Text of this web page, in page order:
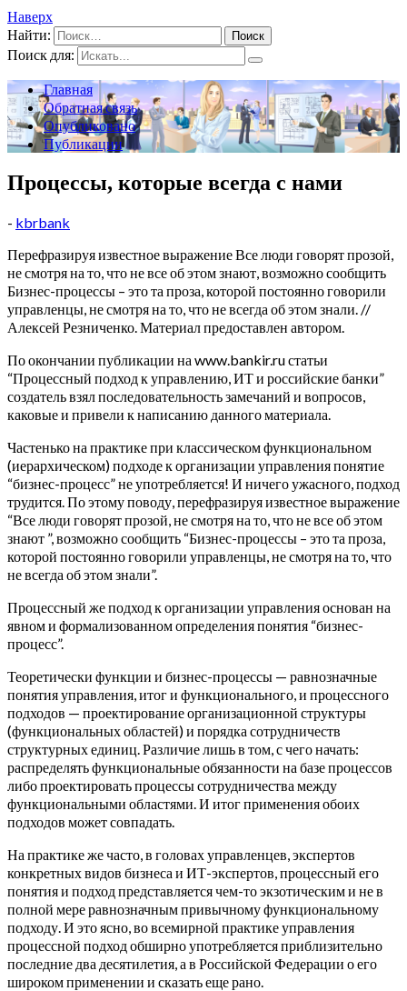
Наверх
Найти:
Поиск для:
Главная
Обратная связь
Опубликовано
Публикации
Процессы, которые всегда с нами
- kbrbank
Перефразируя известное выражение Все люди говорят прозой,
не смотря на то, что не все об этом знают, возможно сообщить
Бизнес-процессы – это та проза, которой постоянно говорили
управленцы, не смотря на то, что не всегда об этом знали. //
Алексей Резниченко. Материал предоставлен автором.
По окончании публикации на www.bankir.ru статьи
“Процессный подход к управлению, ИТ и российские банки”
создатель взял последовательность замечаний и вопросов,
каковые и привели к написанию данного материала.
Частенько на практике при классическом функциональном
(иерархическом) подходе к организации управления понятие
“бизнес-процесс” не употребляется! И ничего ужасного, подход
трудится. По этому поводу, перефразируя известное выражение
“Все люди говорят прозой, не смотря на то, что не все об этом
знают ”, возможно сообщить “Бизнес-процессы – это та проза,
которой постоянно говорили управленцы, не смотря на то, что
не всегда об этом знали”.
Процессный же подход к организации управления основан на
явном и формализованном определения понятия “бизнес-
процесс”.
Теоретически функции и бизнес-процессы — равнозначные
понятия управления, итог и функционального, и процессного
подходов — проектирование организационной структуры
(функциональных областей) и порядка сотрудничеств
структурных единиц. Различие лишь в том, с чего начать:
распределять функциональные обязанности на базе процессов
либо проектировать процессы сотрудничества между
функциональными областями.И итог применения обоих
подходов может совпадать.
На практике же часто, в головах управленцев, экспертов
конкретных видов бизнеса и ИТ-экспертов, процессный его
понятия и подход представляется чем-то экзотическим и не в
полной мере равнозначным привычному функциональному
подходу. И это ясно, во всемирной практике управления
процессной подход обширно употребляется приблизительно
последние два десятилетия, а в Российской Федерации о его
широком применении и сказать еще рано.